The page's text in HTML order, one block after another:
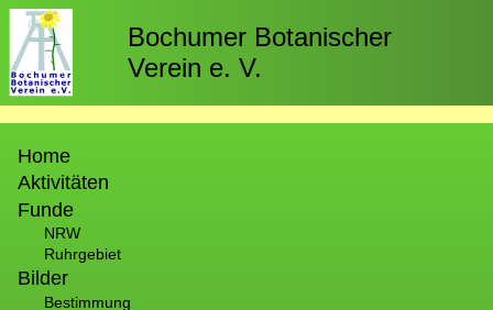
Direkt
zum
Inhalt
Bochumer Botanischer
Verein e. V.
Home
Aktivitäten
Funde
NRW
Ruhrgebiet
Bilder
Bestimmung